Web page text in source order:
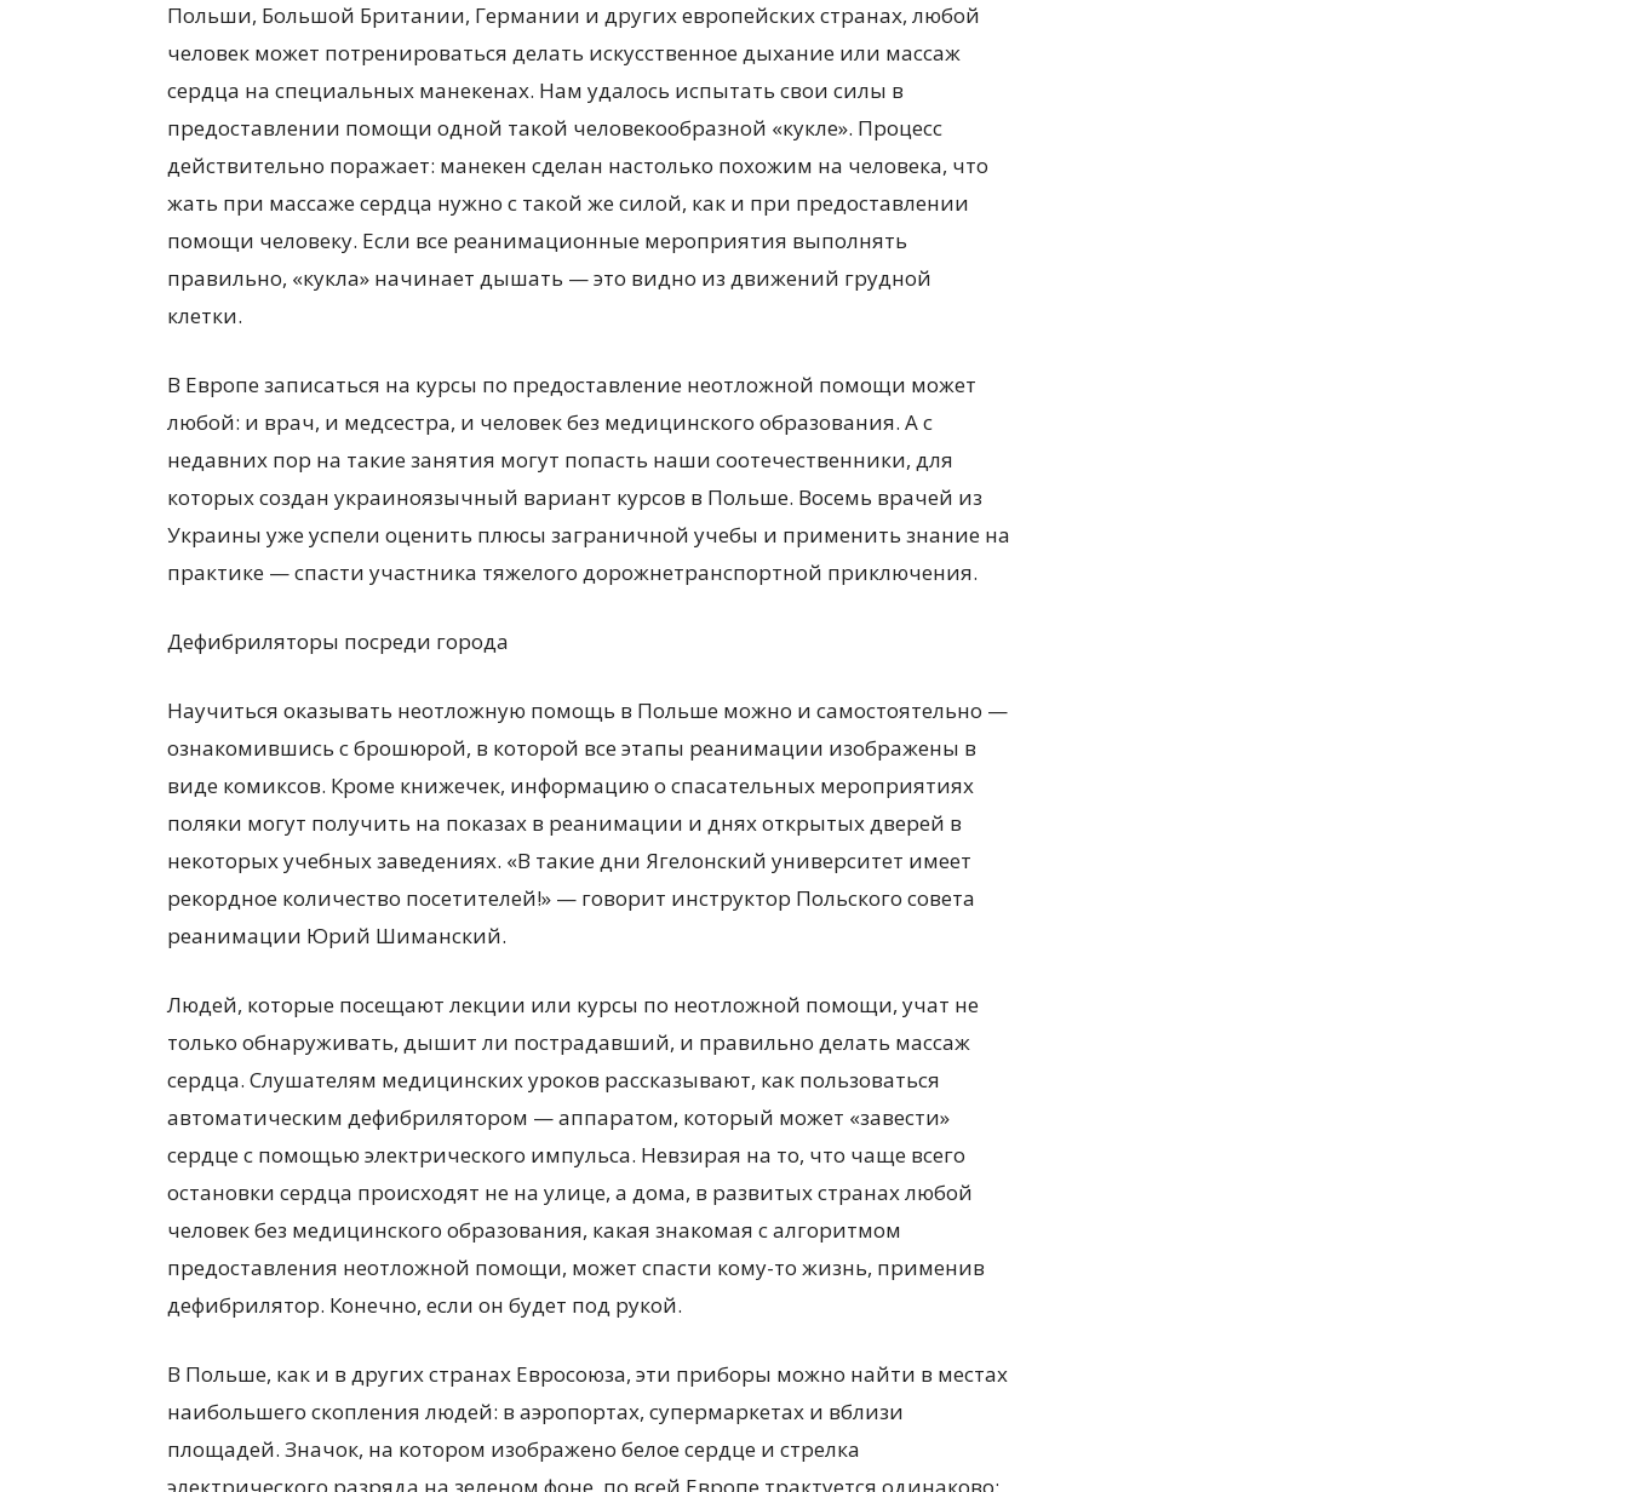
Польши, Большой Британии, Германии и других европейских странах, любой
человек может потренироваться делать искусственное дыхание или массаж
сердца на специальных манекенах. Нам удалось испытать свои силы в
предоставлении помощи одной такой человекообразной «кукле». Процесс
действительно поражает: манекен сделан настолько похожим на человека, что
жать при массаже сердца нужно с такой же силой, как и при предоставлении
помощи человеку. Если все реанимационные мероприятия выполнять
правильно, «кукла» начинает дышать — это видно из движений грудной
клетки.
В Европе записаться на курсы по предоставление неотложной помощи может
любой: и врач, и медсестра, и человек без медицинского образования. А с
недавних пор на такие занятия могут попасть наши соотечественники, для
которых создан украиноязычный вариант курсов в Польше. Восемь врачей из
Украины уже успели оценить плюсы заграничной учебы и применить знание на
практике — спасти участника тяжелого дорожнетранспортной приключения.
Дефибриляторы посреди города
Научиться оказывать неотложную помощь в Польше можно и самостоятельно —
ознакомившись с брошюрой, в которой все этапы реанимации изображены в
виде комиксов. Кроме книжечек, информацию о спасательных мероприятиях
поляки могут получить на показах в реанимации и днях открытых дверей в
некоторых учебных заведениях. «В такие дни Ягелонский университет имеет
рекордное количество посетителей!» — говорит инструктор Польского совета
реанимации Юрий Шиманский.
Людей, которые посещают лекции или курсы по неотложной помощи, учат не
только обнаруживать, дышит ли пострадавший, и правильно делать массаж
сердца. Слушателям медицинских уроков рассказывают, как пользоваться
автоматическим дефибрилятором — аппаратом, который может «завести»
сердце с помощью электрического импульса. Невзирая на то, что чаще всего
остановки сердца происходят не на улице, а дома, в развитых странах любой
человек без медицинского образования, какая знакомая с алгоритмом
предоставления неотложной помощи, может спасти кому-то жизнь, применив
дефибрилятор. Конечно, если он будет под рукой.
В Польше, как и в других странах Евросоюза, эти приборы можно найти в местах
наибольшего скопления людей: в аэропортах, супермаркетах и вблизи
площадей. Значок, на котором изображено белое сердце и стрелка